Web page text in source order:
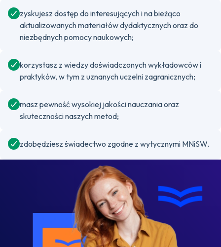
zyskujesz dostęp do interesujących i na bieżąco
aktualizowanych materiałów dydaktycznych oraz do
niezbędnych pomocy naukowych;
korzystasz z wiedzy doświadczonych wykładowców i
praktyków, w tym z uznanych uczelni zagranicznych;
masz pewność wysokiej jakości nauczania oraz
skuteczności naszych metod;
zdobędziesz świadectwo zgodne z wytycznymi MNiSW.